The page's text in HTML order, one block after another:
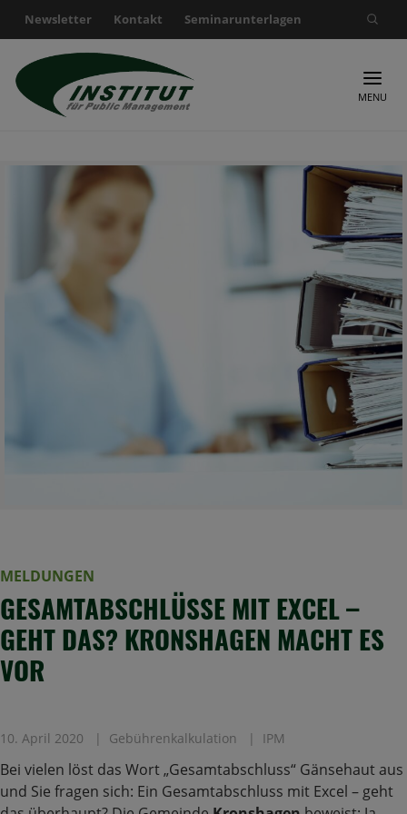
Newsletter Kontakt Seminarunterlagen
Suche nach:
MENU
MELDUNGEN
GESAMTABSCHLÜSSE MIT EXCEL –
GEHT DAS? KRONSHAGEN MACHT ES
VOR
10. April 2020 Gebührenkalkulation IPM
Bei vielen löst das Wort „Gesamtabschluss“ Gänsehaut aus
und Sie fragen sich: Ein Gesamtabschluss mit Excel – geht